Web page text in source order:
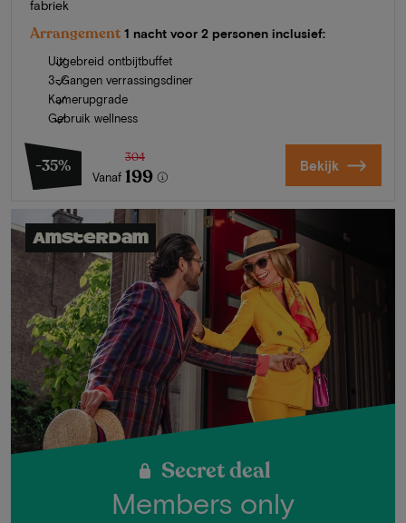
fabriek
Arrangement 1 nacht voor 2 personen inclusief:
Uitgebreid ontbijtbuffet
3-Gangen verrassingsdiner
Kamerupgrade
Gebruik wellness
-35%
Vanaf
304
199 Bekijk
Amsterdam
Secret deal
Members only